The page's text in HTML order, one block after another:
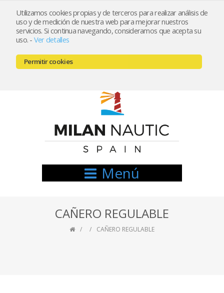
Utilizamos cookies propias y de terceros para realizar análisis de
uso y de medición de nuestra web para mejorar nuestros
servicios. Si continua navegando, consideramos que acepta su
uso. - Ver detalles
Permitir cookies
Registrarse Mi cuenta
666521122 // 654999333
Menú
CAÑERO REGULABLE
CAÑERO REGULABLE